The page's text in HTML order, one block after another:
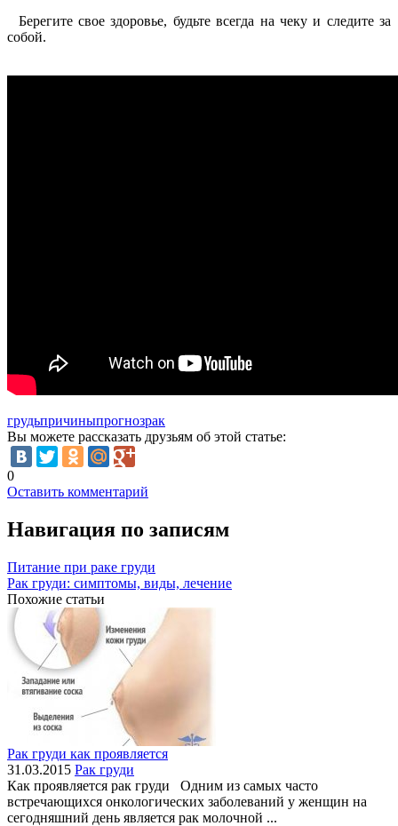
Берегите свое здоровье, будьте всегда на чеку и следите за
собой.
грудьпричиныпрогнозрак
Вы можете рассказать друзьям об этой статье:
0
Оставить комментарий
Навигация по записям
Питание при раке груди
Рак груди: симптомы, виды, лечение
Похожие статьи
Рак груди как проявляется
31.03.2015 Рак груди
Как проявляется рак груди Одним из самых часто
встречающихся онкологических заболеваний у женщин на
сегодняшний день является рак молочной ...